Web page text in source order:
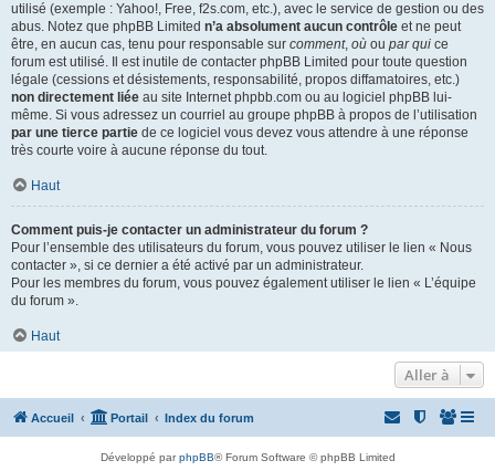
utilisé (exemple : Yahoo!, Free, f2s.com, etc.), avec le service de gestion ou des
abus. Notez que phpBB Limited n’a absolument aucun contrôle et ne peut
être, en aucun cas, tenu pour responsable sur comment, où ou par qui ce
forum est utilisé. Il est inutile de contacter phpBB Limited pour toute question
légale (cessions et désistements, responsabilité, propos diffamatoires, etc.)
non directement liée au site Internet phpbb.com ou au logiciel phpBB lui-
même. Si vous adressez un courriel au groupe phpBB à propos de l’utilisation
par une tierce partie de ce logiciel vous devez vous attendre à une réponse
très courte voire à aucune réponse du tout.
Haut
Comment puis-je contacter un administrateur du forum ?
Pour l’ensemble des utilisateurs du forum, vous pouvez utiliser le lien « Nous
contacter », si ce dernier a été activé par un administrateur.
Pour les membres du forum, vous pouvez également utiliser le lien « L’équipe
du forum ».
Haut
Aller à
Accueil Portail Index du forum
Développé parphpBB® Forum Software © phpBB Limited